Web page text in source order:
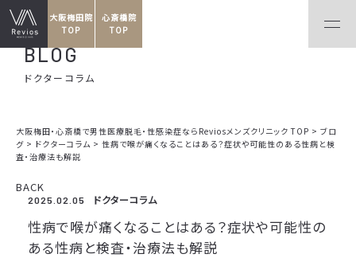
大阪梅田院
TOP
心斎橋院
TOP
BLOG
ドクターコラム
大阪梅田・心斎橋で男性医療脱毛・性感染症ならReviosメンズクリニック TOP > ブロ
グ > ドクターコラム > 性病で喉が痛くなることはある？症状や可能性のある性病と検
査・治療法も解説
BACK
2025.02.05 ドクターコラム
性病で喉が痛くなることはある？症状や可能性の
ある性病と検査・治療法も解説